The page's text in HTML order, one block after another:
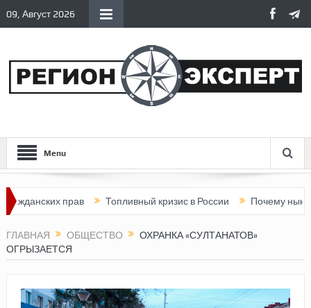
09, Август 2026
Menu
прав Топливный кризис в России Почему нынешняя
ГЛАВНАЯ ОБЩЕСТВО
ОХРАНКА «СУЛТАНАТОВ»
ОГРЫЗАЕТСЯ